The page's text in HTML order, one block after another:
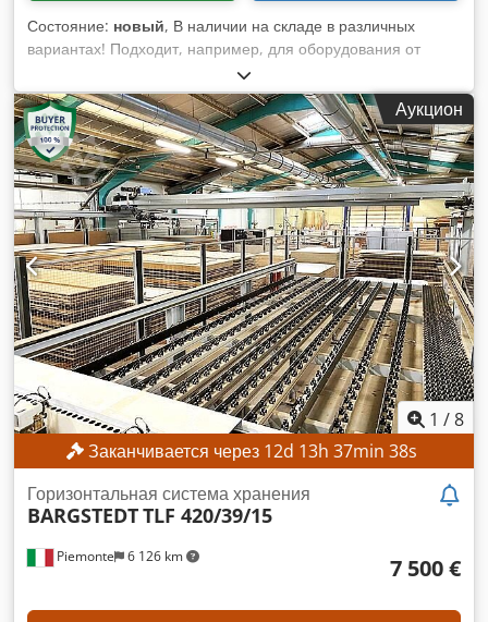
Состояние: новый, В наличии на складе в различных
вариантах! Подходит, например, для оборудования от
Emmegi, Elumatec, Pressta-Eisele, Mecal, Fom и др.
Chsdpfx Ahowczfaelja Для установки на алюминиевые
циркулярные пилы, отлично подходит для двухугловых пил
и автоматических пиломатериалов Мощность 2,2 или 3,0
кВт, с дистанционным запуском или без него Съёмный бак
на 160 литров 2 всасывающих патрубка Передвижной, с 2
фиксируемыми роликами Шланги, соединения и редукции
поставляются в соответствии с вашими потребностями
Аукцион
1 /8
Заканчивается через 12d 13h 37min 36s
Piemonte 6 126 km
Горизонтальная система хранения
BARGSTEDTTLF 420/39/15
7 500 €